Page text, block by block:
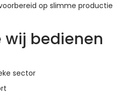
op slimme productie
wij bedienen
sector